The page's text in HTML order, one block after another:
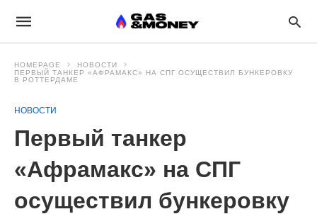
HOMEPAGE
НОВОСТИ
ПЕРВЫЙ ТАНКЕР «АФРАМАКС» НА СПГ ОСУЩЕСТВИЛ БУНКЕРОВКУ
В РОТТЕРДАМЕ
НОВОСТИ
Первый танкер
«Афрамакс» на СПГ
осуществил бункеровку